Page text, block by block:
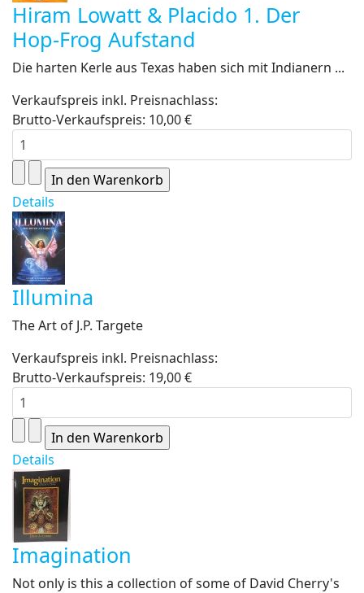
Hiram Lowatt & Placido 1. Der
Hop-Frog Aufstand
Die harten Kerle aus Texas haben sich mit Indianern ...
Verkaufspreis inkl. Preisnachlass:
Brutto-Verkaufspreis: 10,00 €
Details
Illumina
The Art of J.P. Targete
Verkaufspreis inkl. Preisnachlass:
Brutto-Verkaufspreis: 19,00 €
Details
Imagination
Not only is this a collection of some of David Cherry's